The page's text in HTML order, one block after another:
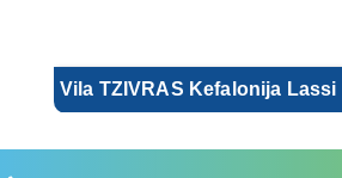
Vila TZIVRAS Kefalonija Lassi